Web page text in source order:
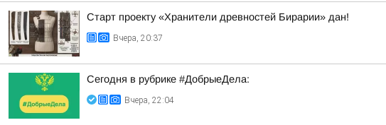
Старт проекту «Хранители древностей Бирарии» дан!
Вчера, 20:37
Сегодня в рубрике #ДобрыеДела:
Вчера, 22:04